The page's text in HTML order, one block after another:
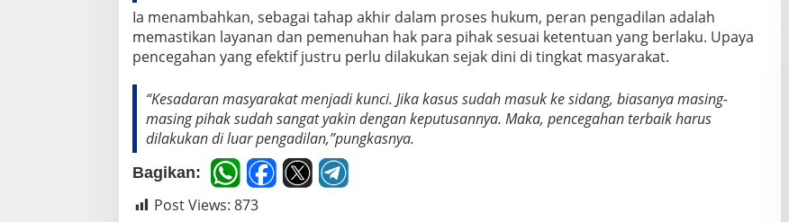
5
,
M
a
o
r
i
a
s
B
Ia menambahkan, sebagai tahap akhir dalam proses hukum, peran pengadilan adalah
memastikan layanan dan pemenuhan hak para pihak sesuai ketentuan yang berlaku. Upaya
pencegahan yang efektif justru perlu dilakukan sejak dini di tingkat masyarakat.
“Kesadaran masyarakat menjadi kunci. Jika kasus sudah masuk ke sidang, biasanya masing-
masing pihak sudah sangat yakin dengan keputusannya. Maka, pencegahan terbaik harus
dilakukan di luar pengadilan,”pungkasnya.
Bagikan:
Post Views: 873